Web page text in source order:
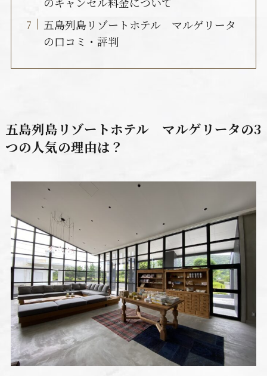
五島列島リゾートホテル マルゲリータ
の口コミ・評判
五島列島リゾートホテル マルゲリータの3
つの人気の理由は？